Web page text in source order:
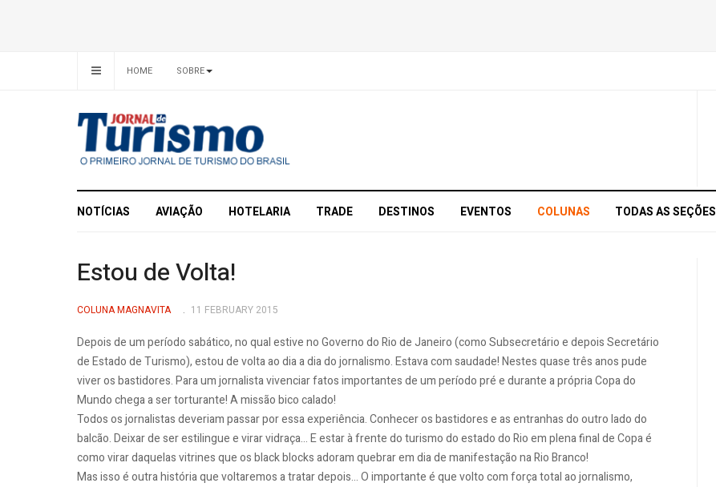
HOME SOBRE
NOTÍCIAS AVIAÇÃO HOTELARIA TRADE DESTINOS EVENTOS COLUNAS TODAS AS SEÇÕES
Estou de Volta!
COLUNA MAGNAVITA 11 FEBRUARY 2015
Depois de um período sabático, no qual estive no Governo do Rio de Janeiro (como Subsecretário e depois Secretário
de Estado de Turismo), estou de volta ao dia a dia do jornalismo. Estava com saudade! Nestes quase três anos pude
viver os bastidores. Para um jornalista vivenciar fatos importantes de um período pré e durante a própria Copa do
Mundo chega a ser torturante! A missão bico calado!
Todos os jornalistas deveriam passar por essa experiência. Conhecer os bastidores e as entranhas do outro lado do
balcão. Deixar de ser estilingue e virar vidraça... E estar à frente do turismo do estado do Rio em plena final de Copa é
como virar daquelas vitrines que os black blocks adoram quebrar em dia de manifestação na Rio Branco!
Mas isso é outra história que voltaremos a tratar depois... O importante é que volto com força total ao jornalismo,